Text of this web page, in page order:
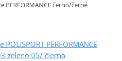
PERFORMANCE černo/černé
PERFORMANCE
zeleno 05/ čierna